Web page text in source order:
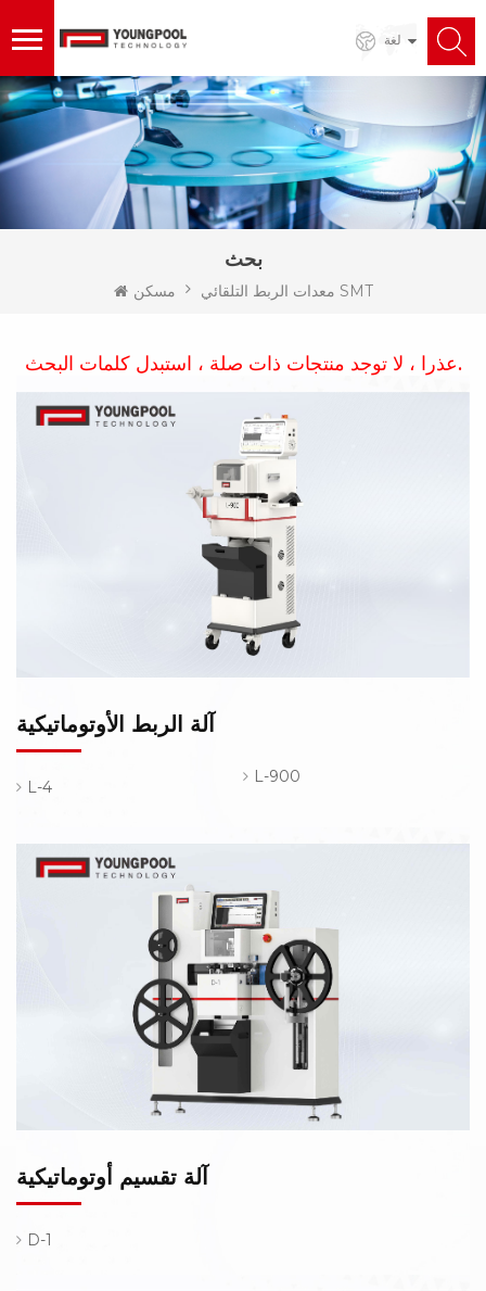
لغة
بحث
مسكن معدات الربط التلقائي SMT
عذرا ، لا توجد منتجات ذات صلة ، استبدل كلمات البحث.
آلة الربط الأوتوماتيكية
L-4
L-900
آلة تقسيم أوتوماتيكية
D-1